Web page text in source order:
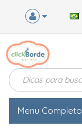
Menu Completo